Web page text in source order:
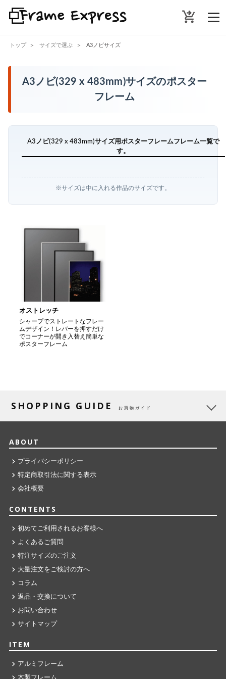
shopping_cart_checkout
トップ サイズで選ぶ A3ノビサイズ
A3ノビ(329 x 483mm)サイズのポスター
フレーム
A3ノビ(329 x 483mm)サイズ用ポスターフレームフレーム一覧で
す。
※サイズは中に入れる作品のサイズです。
オストレッチ
シャープでストレートなフレー
ムデザイン！レバーを押すだけ
でコーナーが開き入替え簡単な
ポスターフレーム
SHOPPING GUIDE お買物ガイド
ABOUT
プライバシーポリシー
特定商取引法に関する表示
会社概要
CONTENTS
初めてご利用されるお客様へ
よくあるご質問
特注サイズのご注文
大量注文をご検討の方へ
コラム
返品・交換について
お問い合わせ
サイトマップ
ITEM
アルミフレーム
木製フレーム